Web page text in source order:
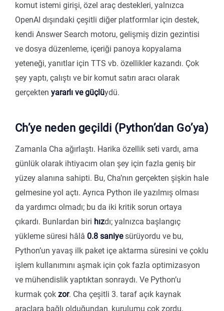
komut istemi girişi, özel araç destekleri, yalnızca
OpenAI dışındaki çeşitli diğer platformlar için destek,
kendi Answer Search motoru, gelişmiş dizin gezintisi
ve dosya düzenleme, içeriği panoya kopyalama
yeteneği, yanıtlar için TTS vb. özellikler kazandı. Çok
şey yaptı, çalıştı ve bir komut satırı aracı olarak
gerçekten yararlı ve güçlüydü.
Ch’ye neden geçildi (Python’dan Go’ya)
Zamanla Cha ağırlaştı. Harika özellik seti vardı, ama
günlük olarak ihtiyacım olan şey için fazla geniş bir
yüzey alanına sahipti. Bu, Cha’nın gerçekten şişkin hale
gelmesine yol açtı. Ayrıca Python ile yazılmış olması
da yardımcı olmadı; bu da iki kritik sorun ortaya
çıkardı. Bunlardan biri hızdı; yalnızca başlangıç
yükleme süresi hâlâ 0.8 saniyesürüyordu ve bu,
Python’un yavaş ilk paket içe aktarma süresini ve çoklu
işlem kullanımını aşmak için çok fazla optimizasyon
ve mühendislik yaptıktan sonraydı. Ve Python’u
kurmak çok zor. Cha çeşitli 3. taraf açık kaynak
araçlara bağlı olduğundan, kurulumu çok zordu.